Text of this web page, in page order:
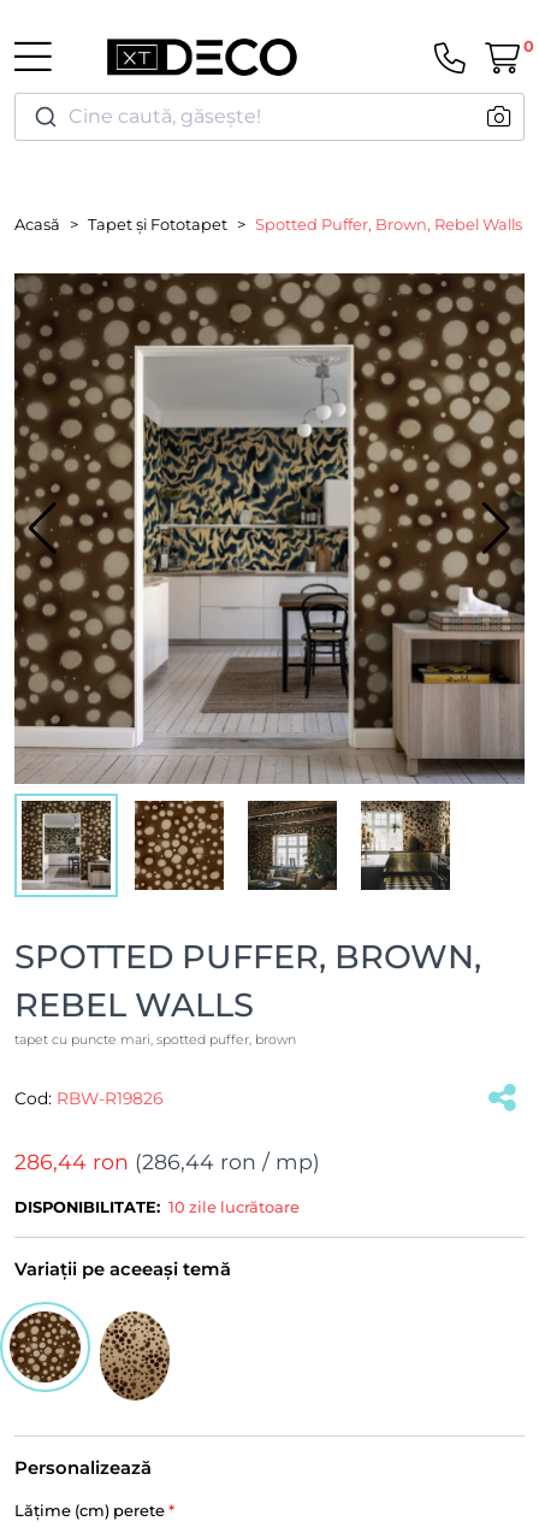
Cine caută, găsește!
0
Acasă Tapet și Fototapet Spotted Puffer, Brown, Rebel Walls
SPOTTED PUFFER, BROWN,
REBEL WALLS
tapet cu puncte mari, spotted puffer, brown
Cod: RBW-R19826
286,44 ron (286,44 ron / mp)
DISPONIBILITATE: 10 zile lucrătoare
Variații pe aceeași temă
Personalizează
Lățime (cm) perete *